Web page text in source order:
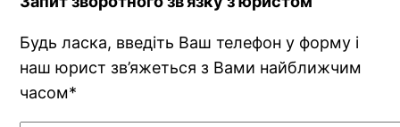
Будь ласка, введіть Ваш телефон у форму і
наш юрист зв’яжеться з Вами найближчим
часом*